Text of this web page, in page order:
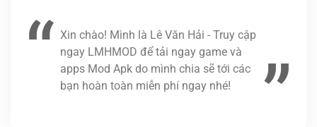
Xin chào! Mình là Lê Văn Hải - Truy cập
ngay LMHMOD để tải ngay game và
apps Mod Apk do mình chia sẽ tới các
bạn hoàn toàn miễn phí ngay nhé!